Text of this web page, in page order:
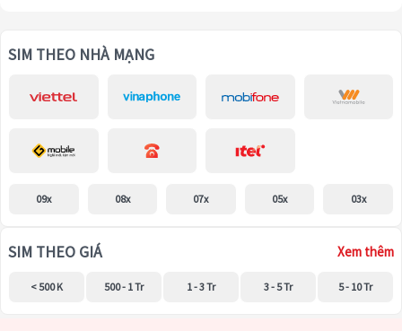
SIM THEO NHÀ MẠNG
09x 08x 07x 05x 03x
SIM THEO GIÁ Xem thêm
< 500 K 500 - 1 Tr 1 - 3 Tr 3 - 5 Tr 5 - 10 Tr